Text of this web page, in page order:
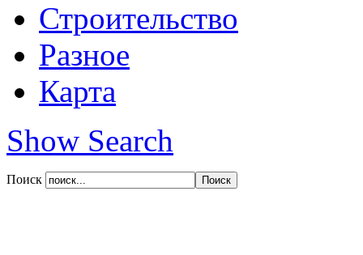
Строительство
Разное
Карта
Show Search
Поиск